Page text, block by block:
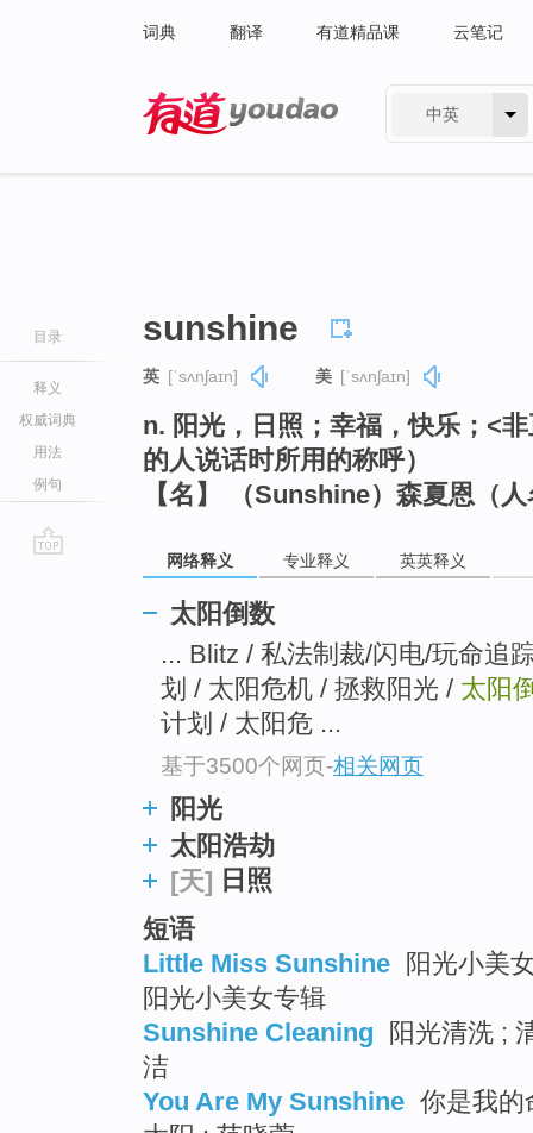
词典 翻译 有道精品课 云笔记
中英
目录
释义
权威词典
用法
例句
sunshine
英 [ˈsʌnʃaɪn] 美 [ˈsʌnʃaɪn]
n. 阳光，日照；幸福，快乐；<
的人说话时所用的称呼）
【名】 （Sunshine）森夏恩（
网络释义 专业释义 英英释义
太阳倒数
... Blitz / 私法制裁/闪电/玩命追
划 / 太阳危机 / 拯救阳光 / 太阳
计划 / 太阳危 ...
基于3500个网页-相关网页
阳光
太阳浩劫
[天]
日照
短语
Little Miss Sunshine
阳光小美
阳光小美女专辑
Sunshine Cleaning
阳光清洗 ;
洁
You Are My Sunshine 你是我的